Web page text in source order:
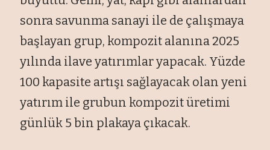
sonra savunma sanayi ile de çalışmaya
başlayan grup, kompozit alanına 2025
yılında ilave yatırımlar yapacak. Yüzde
100 kapasite artışı sağlayacak olan yeni
yatırım ile grubun kompozit üretimi
günlük 5 bin plakaya çıkacak.